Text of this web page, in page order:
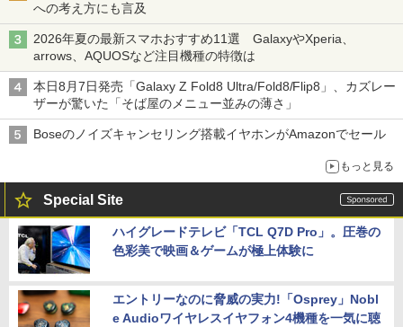
への考え方にも言及
2026年夏の最新スマホおすすめ11選 GalaxyやXperia、
arrows、AQUOSなど注目機種の特徴は
本日8月7日発売「Galaxy Z Fold8 Ultra/Fold8/Flip8」、カズレー
ザーが驚いた「そば屋のメニュー並みの薄さ」
Boseのノイズキャンセリング搭載イヤホンがAmazonでセール
もっと見る
Special Site
ハイグレードテレビ「TCL Q7D Pro」。圧巻の
色彩美で映画＆ゲームが極上体験に
エントリーなのに脅威の実力!「Osprey」Nobl
e Audioワイヤレスイヤフォン4機種を一気に聴